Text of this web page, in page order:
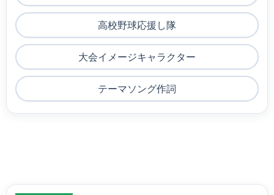
高校野球応援し隊
大会イメージキャラクター
テーマソング作詞